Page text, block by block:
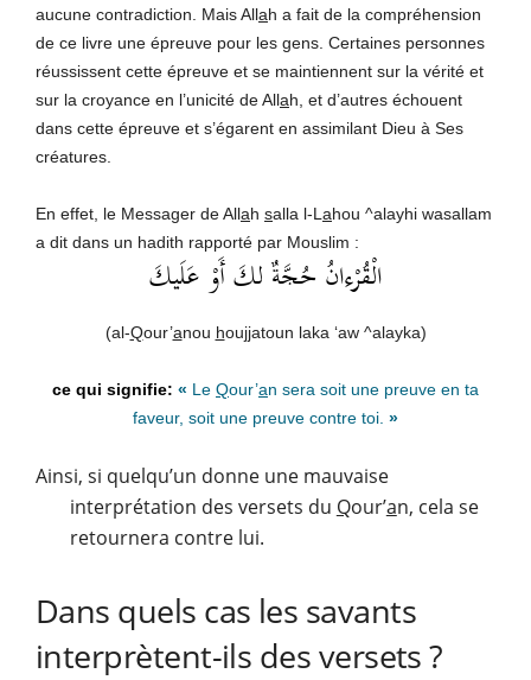
aucune contradiction. Mais Allah a fait de la compréhension
de ce livre une épreuve pour les gens. Certaines personnes
réussissent cette épreuve et se maintiennent sur la vérité et
sur la croyance en l’unicité de Allah, et d’autres échouent
dans cette épreuve et s’égarent en assimilant Dieu à Ses
créatures.
En effet, le Messager de Allah salla l-Lahou ^alayhi wasallam
a dit dans un hadith rapporté par Mouslim :
الْقُرْءانُ حُجَّةٌ لكَ أَوْ عَلَيكَ
(al-Qour’anou houjjatoun laka ‘aw ^alayka)
« Le Qour’an sera soit une preuve en ta
faveur, soit une preuve contre toi. »
Ainsi, si quelqu’un donne une mauvaise
interprétation des versets du Qour’an, cela se
retournera contre lui.
Dans quels cas les savants
interprètent-ils des versets ?